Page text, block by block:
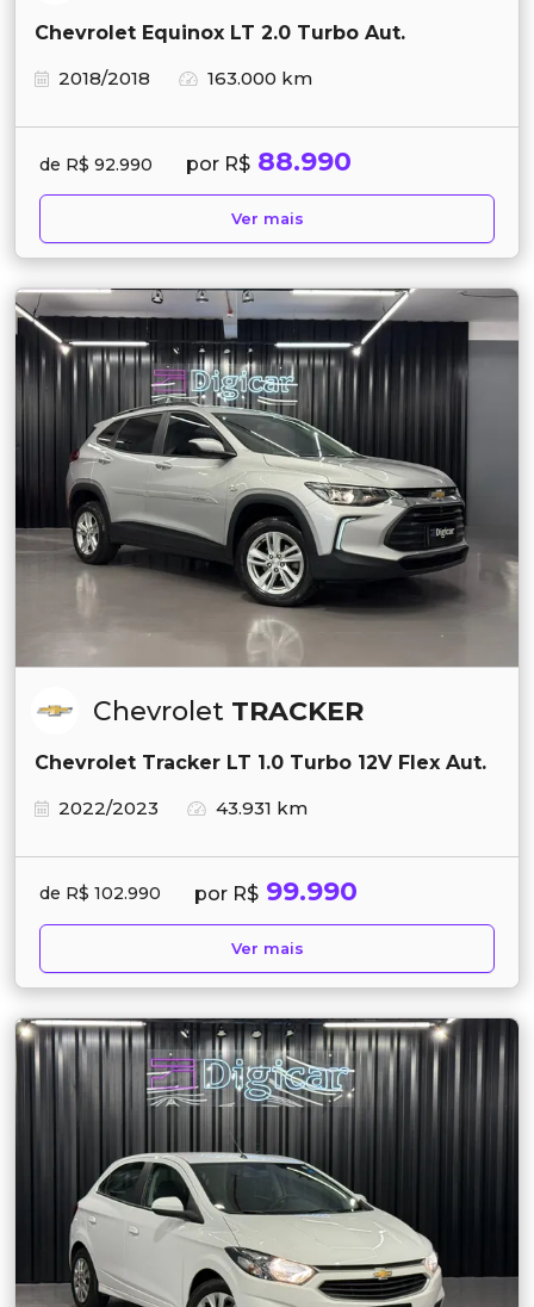
Chevrolet Equinox LT 2.0 Turbo Aut.
2018/2018
163.000 km
de R$ 92.990 por R$ 88.990
Ver mais
Chevrolet TRACKER
Chevrolet Tracker LT 1.0 Turbo 12V Flex Aut.
2022/2023
43.931 km
de R$ 102.990 por R$ 99.990
Ver mais